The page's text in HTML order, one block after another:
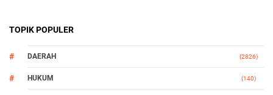
TOPIK POPULER
DAERAH (2826)
HUKUM (140)